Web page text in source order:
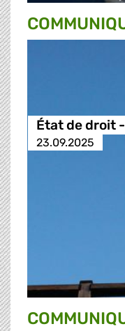
État de droit
23.09.2025